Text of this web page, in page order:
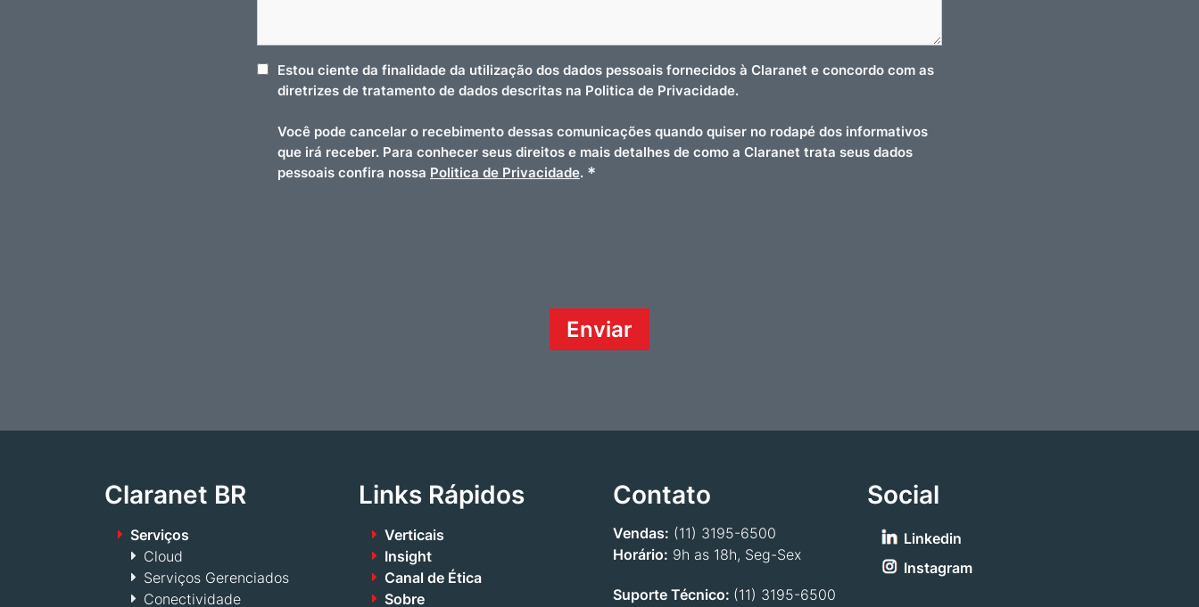
Estou ciente da finalidade da utilização dos dados pessoais fornecidos à Claranet e concordo com as
diretrizes de tratamento de dados descritas na Politica de Privacidade.
Você pode cancelar o recebimento dessas comunicações quando quiser no rodapé dos informativos
que irá receber. Para conhecer seus direitos e mais detalhes de como a Claranet trata seus dados
pessoais confira nossa Politica de Privacidade. *
Claranet BR
Serviços
Cloud
Serviços Gerenciados
Conectividade
Links Rápidos
Verticais
Insight
Canal de Ética
Sobre
Contato
Vendas: (11) 3195-6500
Horário: 9h as 18h, Seg-Sex
Suporte Técnico: (11) 3195-6500
Social
Linkedin
Instagram